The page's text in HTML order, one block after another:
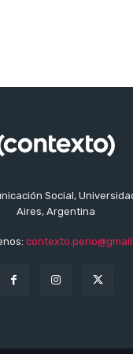
Social,
Aires, Argentina